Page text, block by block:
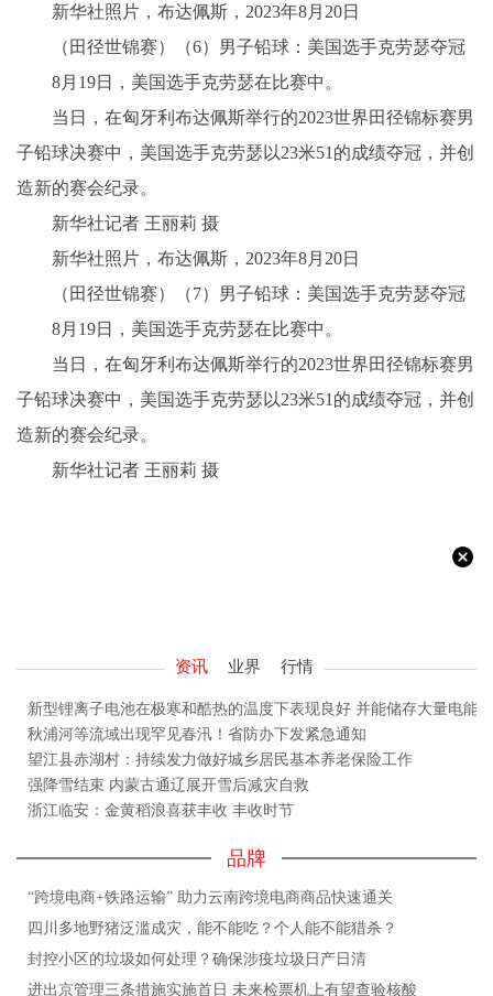
新华社照片，布达佩斯，2023年8月20日
（田径世锦赛）（6）男子铅球：美国选手克劳瑟夺冠
8月19日，美国选手克劳瑟在比赛中。
当日，在匈牙利布达佩斯举行的2023世界田径锦标赛男
子铅球决赛中，美国选手克劳瑟以23米51的成绩夺冠，并创
造新的赛会纪录。
新华社记者 王丽莉 摄
新华社照片，布达佩斯，2023年8月20日
（田径世锦赛）（7）男子铅球：美国选手克劳瑟夺冠
8月19日，美国选手克劳瑟在比赛中。
当日，在匈牙利布达佩斯举行的2023世界田径锦标赛男
子铅球决赛中，美国选手克劳瑟以23米51的成绩夺冠，并创
造新的赛会纪录。
新华社记者 王丽莉 摄
资讯 业界 行情
新型锂离子电池在极寒和酷热的温度下表现良好 并能储存大量电能
秋浦河等流域出现罕见春汛！省防办下发紧急通知
望江县赤湖村：持续发力做好城乡居民基本养老保险工作
强降雪结束 内蒙古通辽展开雪后减灾自救
浙江临安：金黄稻浪喜获丰收 丰收时节
品牌
“跨境电商+铁路运输” 助力云南跨境电商商品快速通关
四川多地野猪泛滥成灾，能不能吃？个人能不能猎杀？
封控小区的垃圾如何处理？确保涉疫垃圾日产日清
进出京管理三条措施实施首日 未来检票机上有望查验核酸